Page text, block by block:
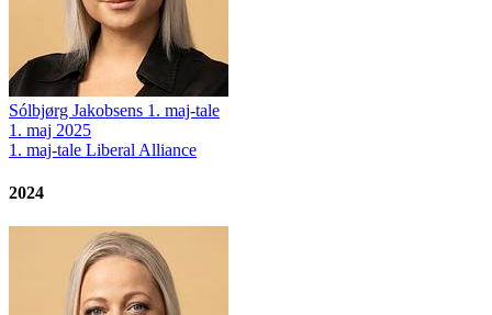
Sólbjørg Jakobsens 1. maj-tale
1. maj 2025
1. maj-tale Liberal Alliance
2024